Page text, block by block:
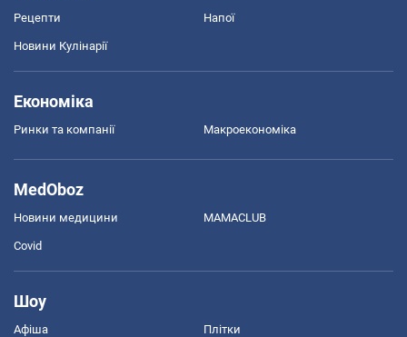
Рецепти Напої
Новини Кулінарії
Економіка
Ринки та компанії Макроекономіка
MedOboz
Новини медицини MAMACLUB
Covid
Шоу
Афіша Плітки